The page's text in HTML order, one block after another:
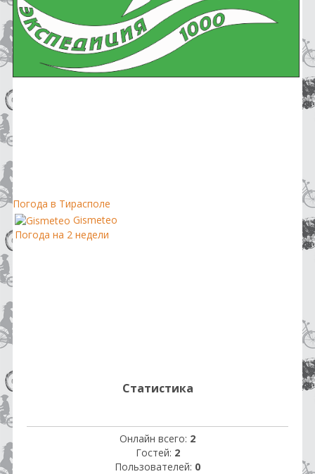
Погода в Тирасполе
Gismeteo
Погода на 2 недели
Статистика
Онлайн всего: 2
Гостей: 2
Пользователей: 0